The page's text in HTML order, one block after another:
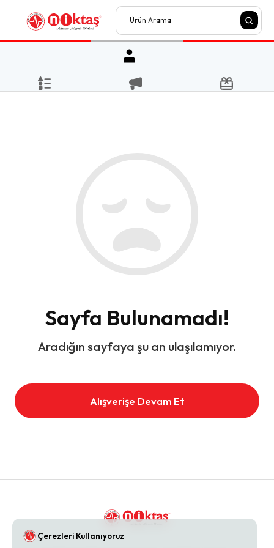
Sayfa Bulunamadı!
Aradığın sayfaya şu an ulaşılamıyor.
Alışverişe Devam Et
Çerezleri Kullanıyoruz